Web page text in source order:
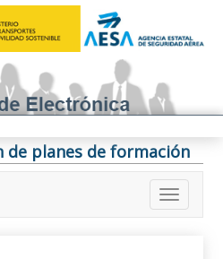
de planes de formación